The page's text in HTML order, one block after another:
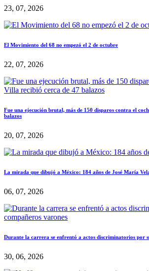
23, 07, 2026
El Movimiento del 68 no empezó el 2 de octubre
22, 07, 2026
Fue una ejecución brutal, más de 150 disparos contra el
balazos
20, 07, 2026
La mirada que dibujó a México: 184 años de José María
06, 07, 2026
Durante la carrera se enfrentó a actos discriminatorios por
30, 06, 2026